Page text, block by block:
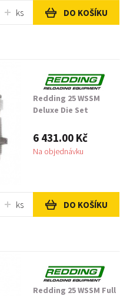
ks DO KOŠÍKU
Redding 25 WSSM
Deluxe Die Set
6 431.00 Kč
Na objednávku
ks DO KOŠÍKU
Redding 25 WSSM Full